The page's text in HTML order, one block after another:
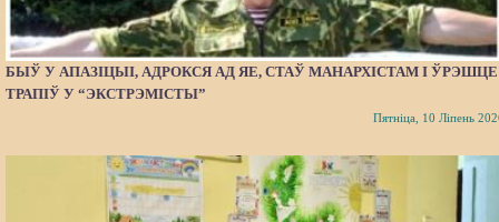
БЫЎ У АПАЗІЦЫІ, АДРОКСЯ АД ЯЕ, СТАЎ МАНАРХІСТАМ І ЎРЭШЦЕ
ТРАПІЎ У “ЭКСТРЭМІСТЫ”
Пятніца, 10 Ліпень